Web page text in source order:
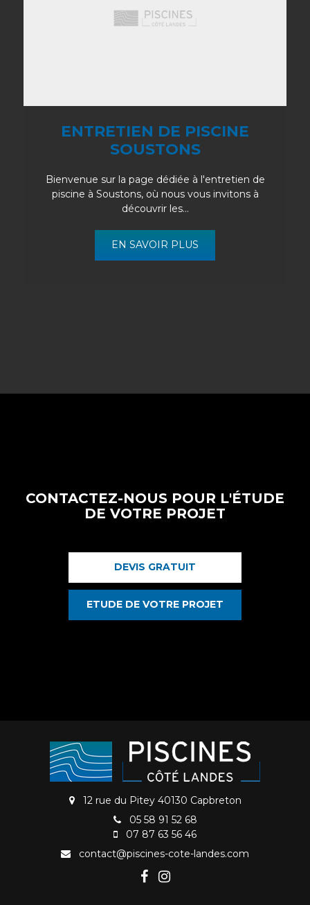
ENTRETIEN DE PISCINE
SOUSTONS
Bienvenue sur la page dédiée à l'entretien de
piscine à Soustons, où nous vous invitons à
découvrir les...
EN SAVOIR PLUS
CONTACTEZ-NOUS POUR L'ÉTUDE
DE VOTRE PROJET
DEVIS GRATUIT
ETUDE DE VOTRE PROJET
12 rue du Pitey 40130 Capbreton
05 58 91 52 68
07 87 63 56 46
contact@piscines-cote-landes.com